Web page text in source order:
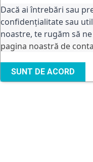
Dacă ai întrebări sau
confidențialitate sau
noastre, te rugăm să
pagina noastră de
SUNT DE ACORD